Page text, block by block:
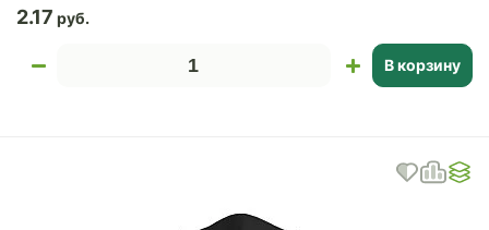
2.17
В корзину